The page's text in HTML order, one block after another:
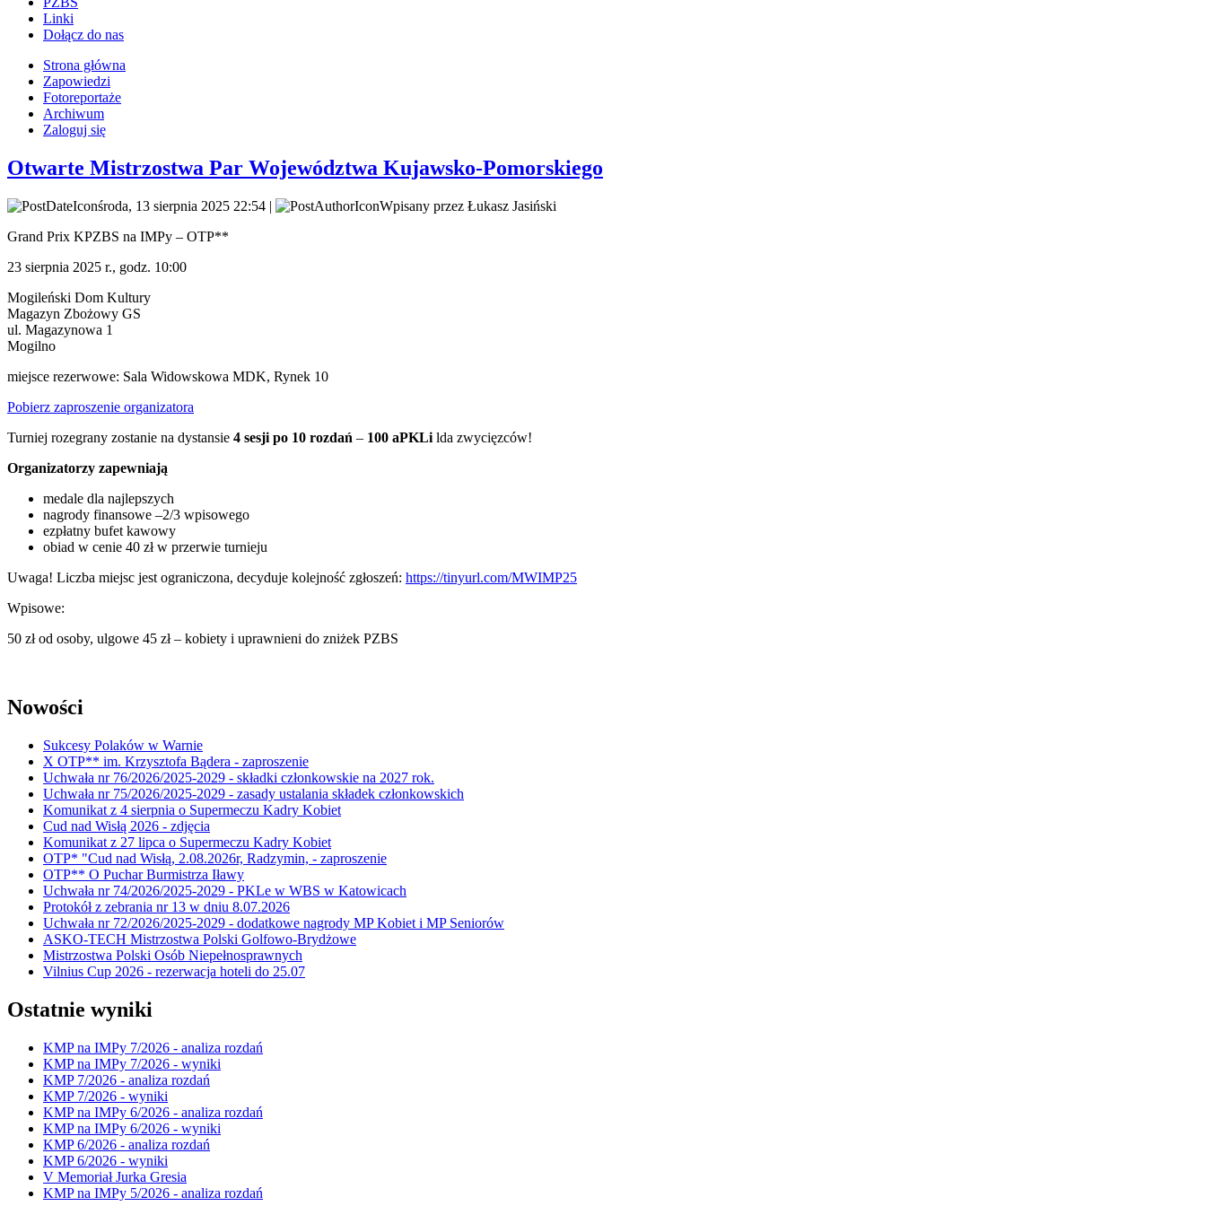
Linki
Dołącz do nas
Strona główna
Zapowiedzi
Fotoreportaże
Archiwum
Zaloguj się
Otwarte Mistrzostwa Par Województwa Kujawsko-Pomorskiego
środa, 13 sierpnia 2025 22:54 |
Wpisany przez Łukasz Jasiński
Grand Prix KPZBS na IMPy – OTP**
23 sierpnia 2025 r., godz. 10:00
Mogileński Dom Kultury
Magazyn Zbożowy GS
ul. Magazynowa 1
Mogilno
miejsce rezerwowe: Sala Widowskowa MDK, Rynek 10
Pobierz zaproszenie organizatora
Turniej rozegrany zostanie na dystansie 4 sesji po 10 rozdań – 100 aPKLi lda zwycięzców!
Organizatorzy zapewniają
medale dla najlepszych
nagrody finansowe –2/3 wpisowego
ezpłatny bufet kawowy
obiad w cenie 40 zł w przerwie turnieju
Uwaga! Liczba miejsc jest ograniczona, decyduje kolejność zgłoszeń: https://tinyurl.com/MWIMP25
Wpisowe:
50 zł od osoby, ulgowe 45 zł – kobiety i uprawnieni do zniżek PZBS
Nowości
Sukcesy Polaków w Warnie
X OTP** im. Krzysztofa Bądera - zaproszenie
Uchwała nr 76/2026/2025-2029 - składki członkowskie na 2027 rok.
Uchwała nr 75/2026/2025-2029 - zasady ustalania składek członkowskich
Komunikat z 4 sierpnia o Supermeczu Kadry Kobiet
Cud nad Wisłą 2026 - zdjęcia
Komunikat z 27 lipca o Supermeczu Kadry Kobiet
OTP* "Cud nad Wisłą, 2.08.2026r, Radzymin, - zaproszenie
OTP** O Puchar Burmistrza Iławy
Uchwała nr 74/2026/2025-2029 - PKLe w WBS w Katowicach
Protokół z zebrania nr 13 w dniu 8.07.2026
Uchwała nr 72/2026/2025-2029 - dodatkowe nagrody MP Kobiet i MP Seniorów
ASKO-TECH Mistrzostwa Polski Golfowo-Brydżowe
Mistrzostwa Polski Osób Niepełnosprawnych
Vilnius Cup 2026 - rezerwacja hoteli do 25.07
Ostatnie wyniki
KMP na IMPy 7/2026 - analiza rozdań
KMP na IMPy 7/2026 - wyniki
KMP 7/2026 - analiza rozdań
KMP 7/2026 - wyniki
KMP na IMPy 6/2026 - analiza rozdań
KMP na IMPy 6/2026 - wyniki
KMP 6/2026 - analiza rozdań
KMP 6/2026 - wyniki
V Memoriał Jurka Gresia
KMP na IMPy 5/2026 - analiza rozdań